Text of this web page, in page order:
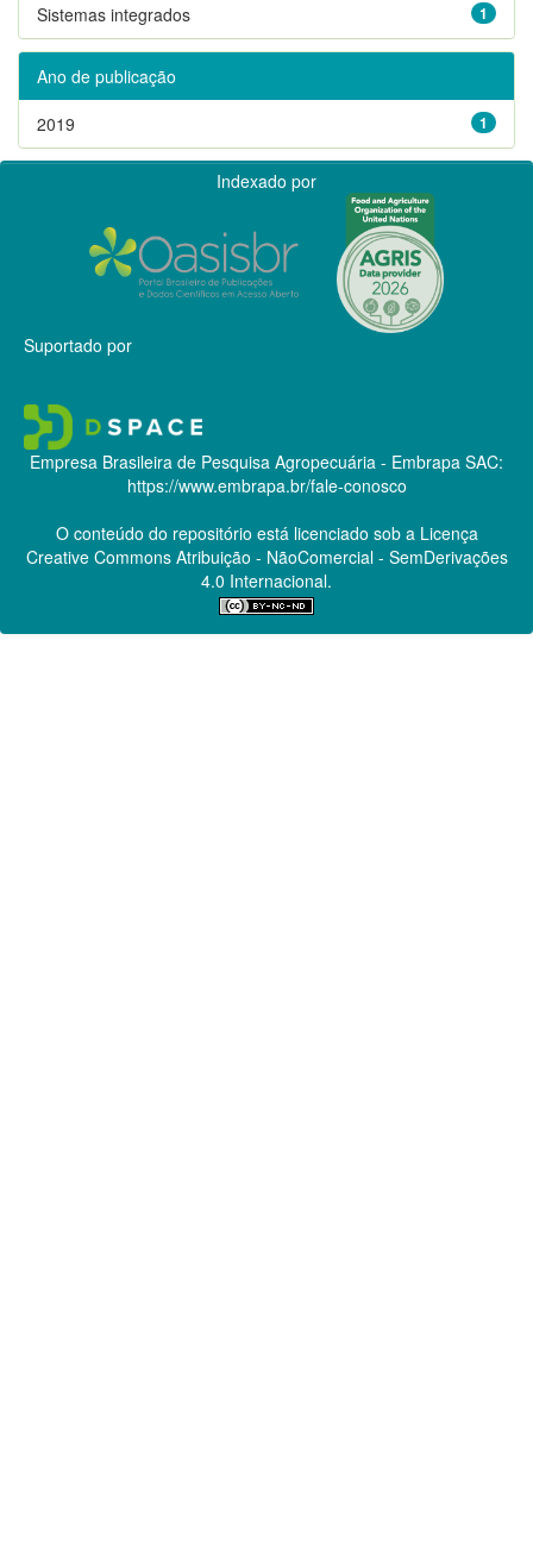
1
Sistemas integrados
Ano de publicação
1
2019
Indexado por
Suportado por
Empresa Brasileira de Pesquisa Agropecuária - Embrapa SAC:
https://www.embrapa.br/fale-conosco
O conteúdo do repositório está licenciado sob a Licença
Creative CommonsAtribuição - NãoComercial - SemDerivações
4.0 Internacional.